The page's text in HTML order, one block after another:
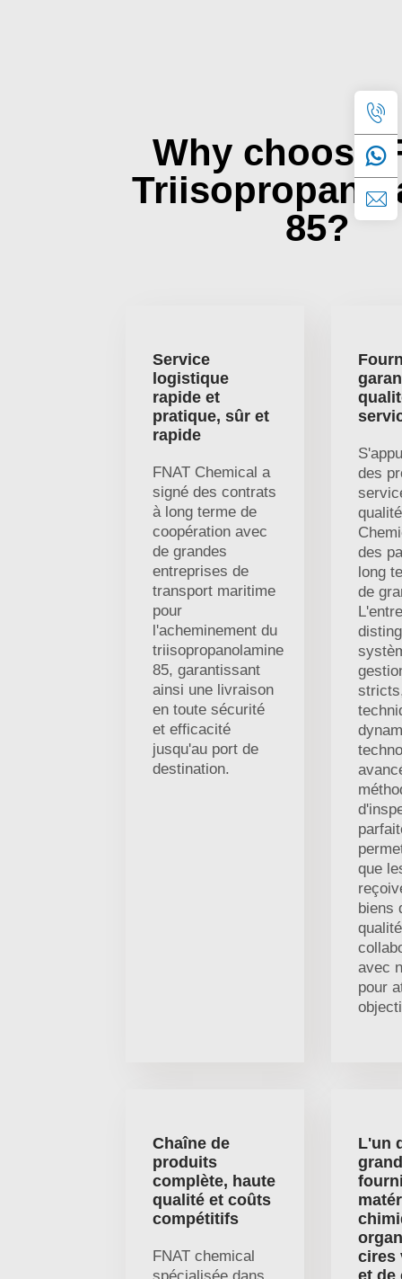
Why choose
85?
Service
logistique
rapide et
pratique, sûr et
rapide
FNAT Chemical a
signé des contrats
à long terme de
coopération avec
de grandes
entreprises de
transport maritime
pour
l'acheminement du
triisopropanolamine
85, garantissant
ainsi une livraison
en toute sécurité
et efficacité
jusqu'au port de
destination.
des
des
long
de
que
biens
avec
pour
Chaîne de
produits
complète, haute
qualité et coûts
compétitifs
FNAT chemical
L'un
cires
et de